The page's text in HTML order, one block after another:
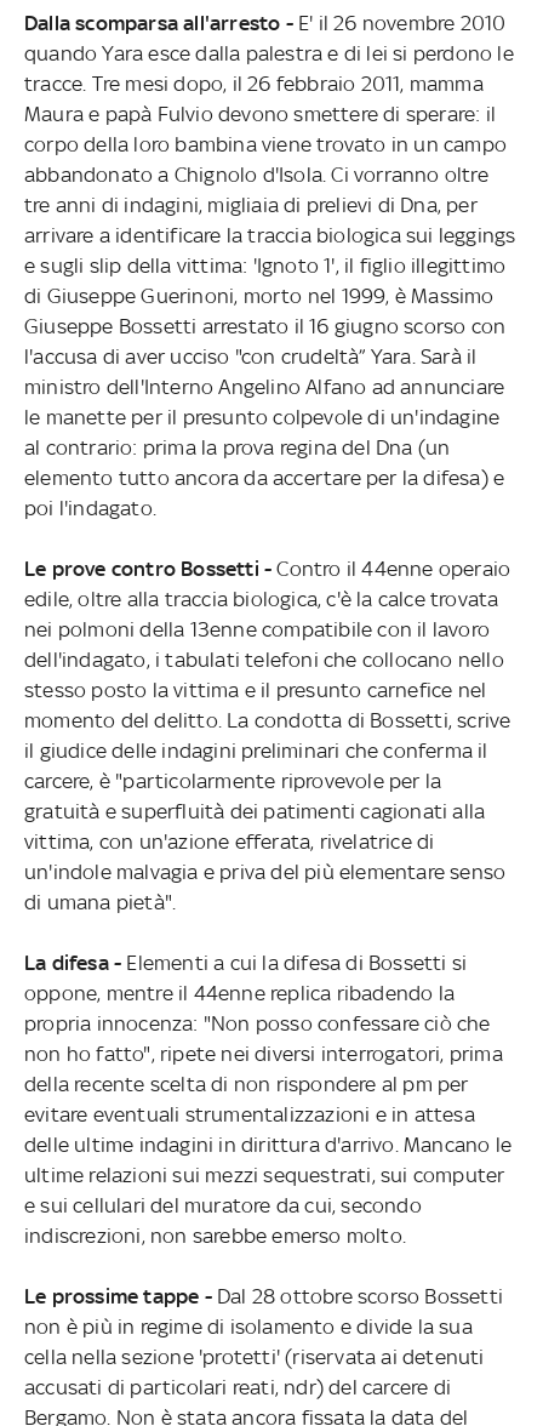
Dalla scomparsa all'arresto -E' il 26 novembre 2010
quando Yara esce dalla palestra e di lei si perdono le
tracce. Tre mesi dopo, il 26 febbraio 2011, mamma
Maura e papà Fulvio devono smettere di sperare: il
corpo della loro bambina viene trovato in un campo
abbandonato a Chignolo d'Isola. Ci vorranno oltre
tre anni di indagini, migliaia di prelievi di Dna, per
arrivare a identificare la traccia biologica sui leggings
e sugli slip della vittima: 'Ignoto 1', il figlio illegittimo
di Giuseppe Guerinoni, morto nel 1999, è Massimo
Giuseppe Bossetti arrestato il 16 giugno scorso con
l'accusa di aver ucciso "con crudeltà” Yara. Sarà il
ministro dell'Interno Angelino Alfano ad annunciare
le manette per il presunto colpevole di un'indagine
al contrario: prima la prova regina del Dna (un
elemento tutto ancora da accertare per la difesa) e
poi l'indagato.
Le prove contro Bossetti - Contro il 44enne operaio
edile, oltre alla traccia biologica, c'è la calce trovata
nei polmoni della 13enne compatibile con il lavoro
dell'indagato, i tabulati telefoni che collocano nello
stesso posto la vittima e il presunto carnefice nel
momento del delitto. La condotta di Bossetti, scrive
il giudice delle indagini preliminari che conferma il
carcere, è "particolarmente riprovevole per la
gratuità e superfluità dei patimenti cagionati alla
vittima, con un'azione efferata, rivelatrice di
un'indole malvagia e priva del più elementare senso
di umana pietà".
La difesa - Elementi a cui la difesa di Bossetti si
oppone, mentre il 44enne replica ribadendo la
propria innocenza: "Non posso confessare ciò che
non ho fatto", ripete nei diversi interrogatori, prima
della recente scelta di non rispondere al pm per
evitare eventuali strumentalizzazioni e in attesa
delle ultime indagini in dirittura d'arrivo. Mancano le
ultime relazioni sui mezzi sequestrati, sui computer
e sui cellulari del muratore da cui, secondo
indiscrezioni, non sarebbe emerso molto.
Le prossime tappe -Dal 28 ottobre scorso Bossetti
non è più in regime di isolamento e divide la sua
cella nella sezione 'protetti' (riservata ai detenuti
accusati di particolari reati, ndr) del carcere di
Bergamo. Non è stata ancora fissata la data del